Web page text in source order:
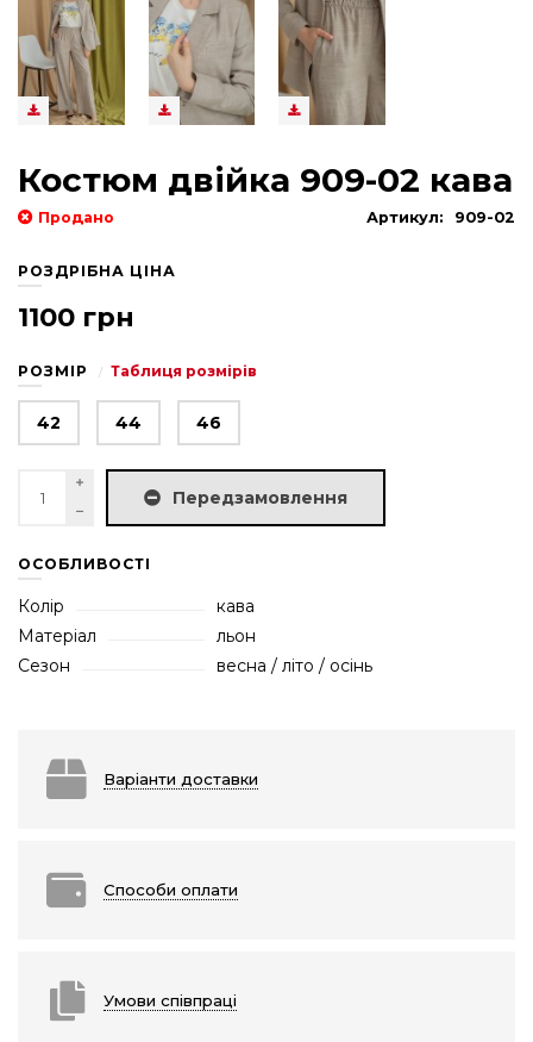
Костюм двійка 909-02 кава
Продано Артикул: 909-02
РОЗДРІБНА ЦІНА
1100 грн
РОЗМІР Таблиця розмірів
42 44 46
Передзамовлення
ОСОБЛИВОСТІ
Колір
кава
Матеріал
льон
Сезон
весна / літо / осінь
Варіанти доставки
Способи оплати
Умови співпраці